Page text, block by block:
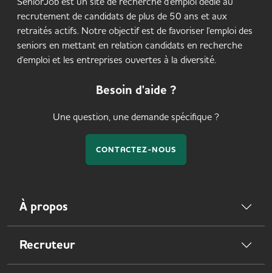
recrutement de candidats de plus de 50 ans et aux
retraités actifs. Notre objectif est de favoriser l'emploi des
seniors en mettant en relation candidats en recherche
d'emploi et les entreprises ouvertes à la diversité.
Besoin d'aide ?
Une question, une demande spécifique ?
CONTACTEZ-NOUS
À propos
Recruteur